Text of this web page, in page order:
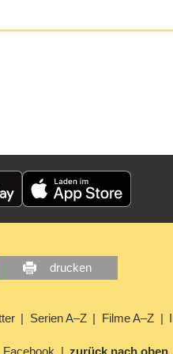
drucken
Serien A–Z Filme A–Z